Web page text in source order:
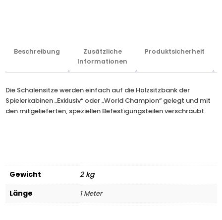
Beschreibung
Zusätzliche
Informationen
Produktsicherheit
Die Schalensitze werden einfach auf die Holzsitzbank der
Spielerkabinen „Exklusiv“ oder „World Champion“ gelegt und mit
den mitgelieferten, speziellen Befestigungsteilen verschraubt.
Gewicht
2 kg
Länge
1 Meter